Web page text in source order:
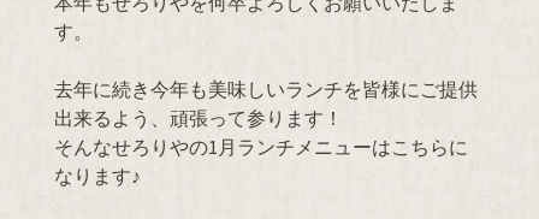
す。
去年に続き今年も美味しいランチを皆様にご提供
出来るよう、頑張って参ります！
そんなせろりやの1月ランチメニューはこちらに
なります♪